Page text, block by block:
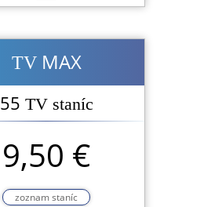
TVMAX
55 TV staníc
9,50 €
zoznam staníc